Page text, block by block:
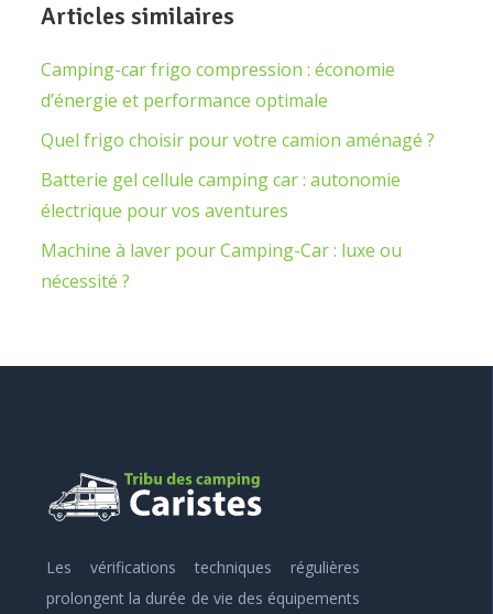
Articles similaires
Camping-car frigo compression : économie
d’énergie et performance optimale
Quel frigo choisir pour votre camion aménagé ?
Batterie gel cellule camping car : autonomie
électrique pour vos aventures
Machine à laver pour Camping-Car : luxe ou
nécessité ?
Les vérifications techniques régulières
prolongent la durée de vie des équipements